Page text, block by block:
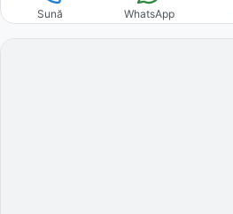
Sună WhatsApp